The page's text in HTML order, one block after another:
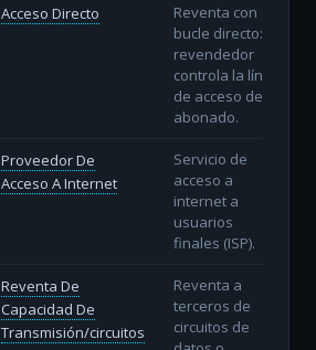
Acceso Directo
Reventa con
bucle directo: el
revendedor
controla la línea
de acceso del
abonado.
Proveedor De
Acceso A Internet
Servicio de
acceso a
internet a
usuarios
finales (ISP).
Reventa De
Capacidad De
Transmisión/circuitos
Reventa a
terceros de
circuitos de